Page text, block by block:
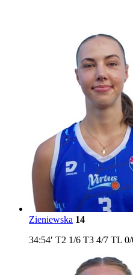
Zieniewska 14
34:54′ T2 1/6 T3 4/7 TL